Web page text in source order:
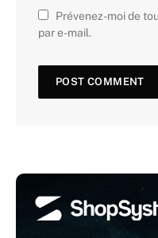
Prévenez-moi de
par e-mail.